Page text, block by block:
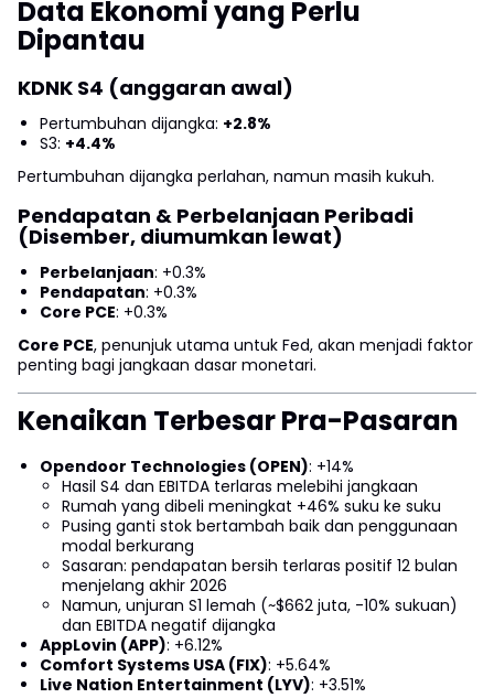
Data Ekonomi yang Perlu
Dipantau
KDNK S4 (anggaran awal)
Pertumbuhan dijangka: +2.8%
S3: +4.4%
Pertumbuhan dijangka perlahan, namun masih kukuh.
Pendapatan & Perbelanjaan Peribadi
(Disember, diumumkan lewat)
Perbelanjaan: +0.3%
Pendapatan: +0.3%
Core PCE: +0.3%
Core PCE, penunjuk utama untuk Fed, akan menjadi faktor
penting bagi jangkaan dasar monetari.
Kenaikan Terbesar Pra-Pasaran
Opendoor Technologies (OPEN): +14%
Hasil S4 dan EBITDA terlaras melebihi jangkaan
Rumah yang dibeli meningkat +46% suku ke suku
Pusing ganti stok bertambah baik dan penggunaan
modal berkurang
Sasaran: pendapatan bersih terlaras positif 12 bulan
menjelang akhir 2026
Namun, unjuran S1 lemah (~$662 juta, -10% sukuan)
dan EBITDA negatif dijangka
AppLovin (APP): +6.12%
Comfort Systems USA (FIX): +5.64%
Live Nation Entertainment (LYV): +3.51%